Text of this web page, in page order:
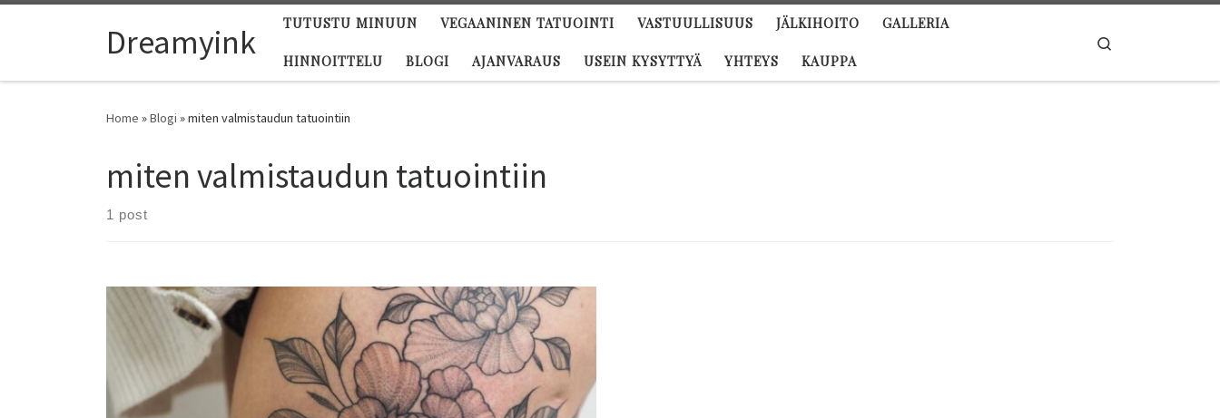
Dreamyink TUTUSTU MINUUN VEGAANINEN TATUOINTI VASTUULLISUUS JÄLKIHOITO GALLERIA
HINNOITTELU BLOGI AJANVARAUS USEIN KYSYTTYÄ YHTEYS KAUPPA
Home »Blogi »miten valmistaudun tatuointiin
miten valmistaudun tatuointiin
1 post